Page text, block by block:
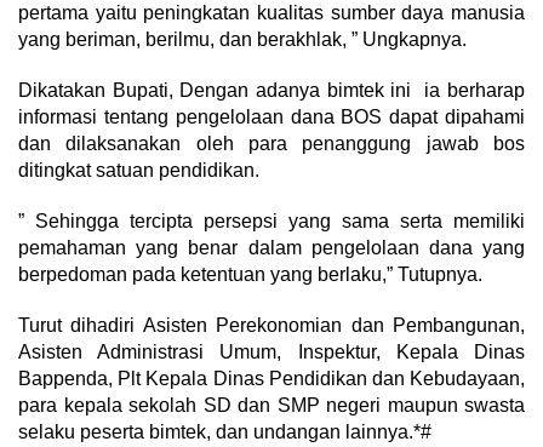
pertama yaitu peningkatan kualitas sumber daya manusia
yang beriman, berilmu, dan berakhlak, ” Ungkapnya.
Dikatakan Bupati, Dengan adanya bimtek ini ia berharap
informasi tentang pengelolaan dana BOS dapat dipahami
dan dilaksanakan oleh para penanggung jawab bos
ditingkat satuan pendidikan.
” Sehingga tercipta persepsi yang sama serta memiliki
pemahaman yang benar dalam pengelolaan dana yang
berpedoman pada ketentuan yang berlaku,” Tutupnya.
Turut dihadiri Asisten Perekonomian dan Pembangunan,
Asisten Administrasi Umum, Inspektur, Kepala Dinas
Bappenda, Plt Kepala Dinas Pendidikan dan Kebudayaan,
para kepala sekolah SD dan SMP negeri maupun swasta
selaku peserta bimtek, dan undangan lainnya.*#